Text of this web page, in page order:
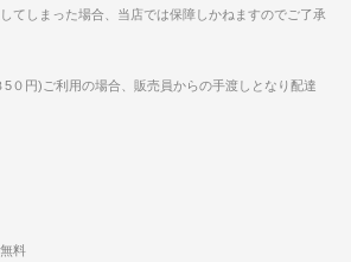
てしまった場合、当店では保障しかねますのでご了承
０円)ご利用の場合、販売員からの手渡しとなり配達
料